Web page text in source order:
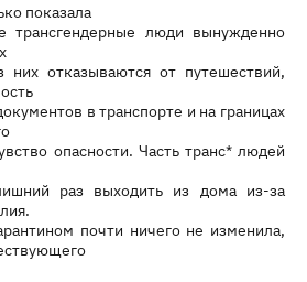
показала
трансгендерные люди вынужденно
них отказываются от путешествий,
в транспорте и на границах
опасности. Часть транс* людей
раз выходить из дома из-за
почти ничего не изменила,